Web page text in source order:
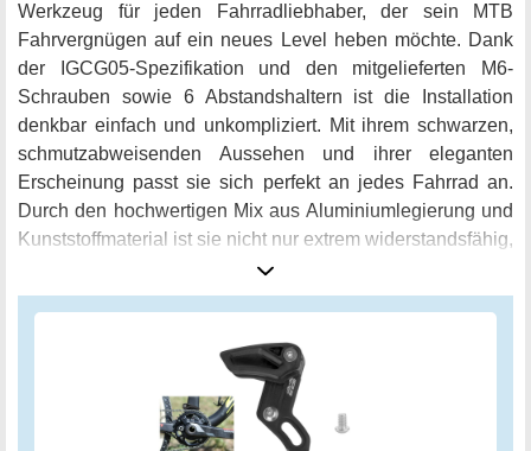
Werkzeug für jeden Fahrradliebhaber, der sein MTB
Fahrvergnügen auf ein neues Level heben möchte. Dank
der IGCG05-Spezifikation und den mitgelieferten M6-
Schrauben sowie 6 Abstandshaltern ist die Installation
denkbar einfach und unkompliziert. Mit ihrem schwarzen,
schmutzabweisenden Aussehen und ihrer eleganten
Erscheinung passt sie sich perfekt an jedes Fahrrad an.
Durch den hochwertigen Mix aus Aluminiumlegierung und
Kunststoffmaterial ist sie nicht nur extrem widerstandsfähig,
sondern auch leicht. Die Kettenführung ist für
Kettenringbereiche von 30-40T rund oder 30T-38T oval
Verformungen während des Fahrens. Verbessern Sie noch
heute Ihr MTB Fahrerlebnis und setzen Sie auf die
STCRERAG Kettenführung!